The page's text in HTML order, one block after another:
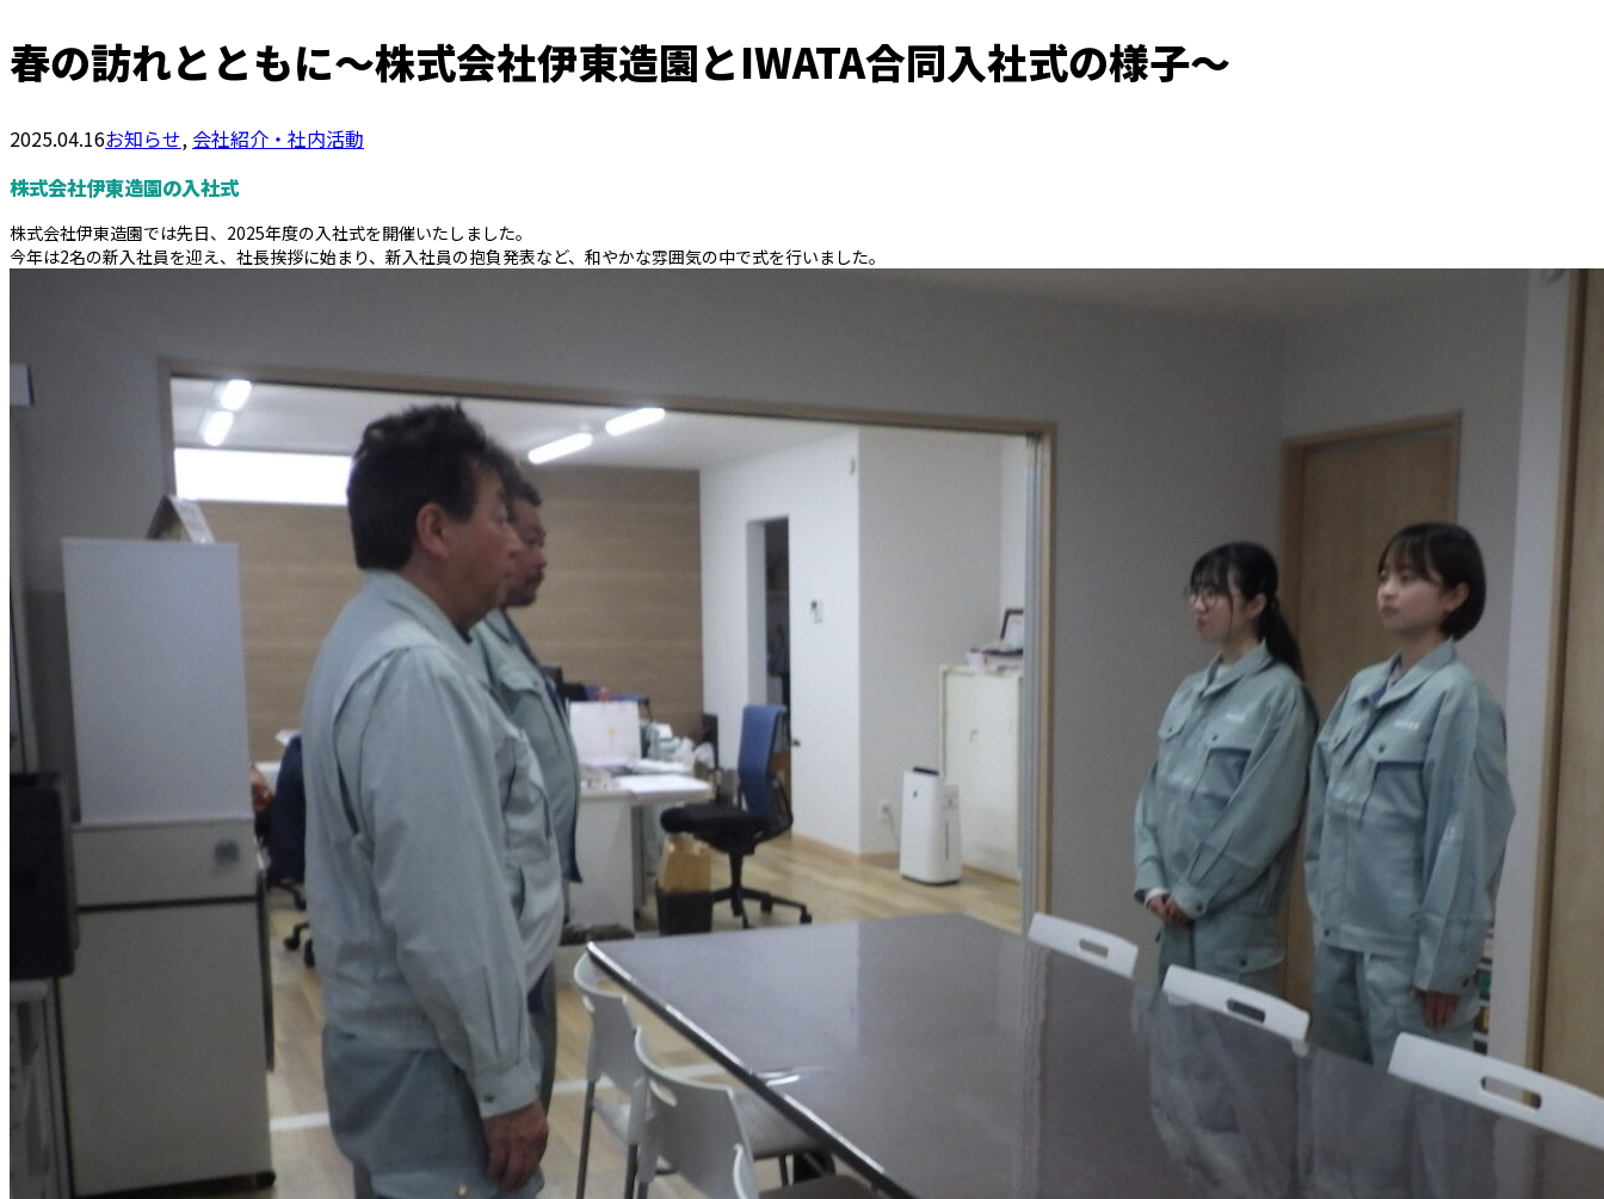
春の訪れとともに～株式会社伊東造園とIWATA合同入社式の様子～
2025.04.16お知らせ, 会社紹介・社内活動
株式会社伊東造園の入社式
株式会社伊東造園では先日、2025年度の入社式を開催いたしました。
今年は2名の新入社員を迎え、社長挨拶に始まり、新入社員の抱負発表など、和やかな雰囲気の中で式を行いました。